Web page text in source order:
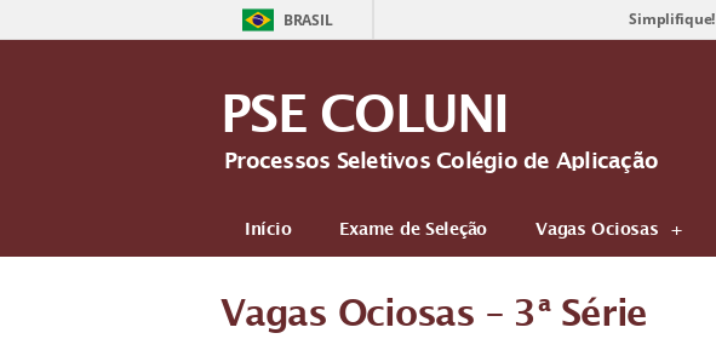
BRASIL Simplifique!
PSE COLUNI
Processos Seletivos Colégio de Aplicação
Início Exame de Seleção Vagas Ociosas
Vagas Ociosas – 3ª Série